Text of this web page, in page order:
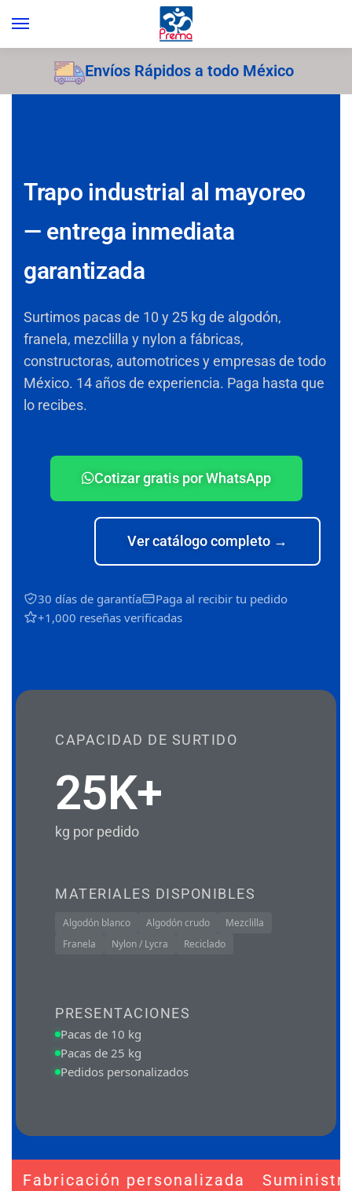
Envíos Rápidos a todo México
Trapo industrial al mayoreo
— entrega inmediata
garantizada
Surtimos pacas de 10 y 25 kg de algodón,
franela, mezclilla y nylon a fábricas,
constructoras, automotrices y empresas de todo
México. 14 años de experiencia. Paga hasta que
lo recibes.
Cotizar gratis por WhatsApp
Ver catálogo completo →
30 días de garantía
Paga al recibir tu pedido
+1,000 reseñas verificadas
CAPACIDAD DE SURTIDO
25K+
kg por pedido
MATERIALES DISPONIBLES
Algodón blanco Algodón crudo
Mezclilla
Franela
Nylon / Lycra Reciclado
PRESENTACIONES
Pacas de 10 kg
Pacas de 25 kg
Pedidos personalizados
personalizada Suministro